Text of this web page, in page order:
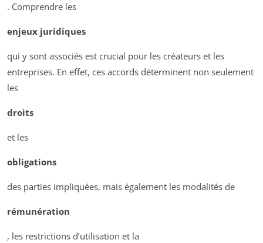
. Comprendre les
enjeux juridiques
qui y sont associés est crucial pour les créateurs et les
entreprises. En effet, ces accords déterminent non seulement
les
droits
et les
obligations
des parties impliquées, mais également les modalités de
rémunération
, les restrictions d’utilisation et la